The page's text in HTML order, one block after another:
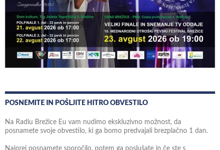
POSNEMITE IN POŠLJITE HITRO OBVESTILO
Na Radiu Brežice Eu vam nudimo ekskluzivno možnost, da
posnamete svoje obvestilo, ki ga bomo predvajali brezplačno 1 dan.
Najprej posnamete sporočilo, potem ga poslušate in če ste s